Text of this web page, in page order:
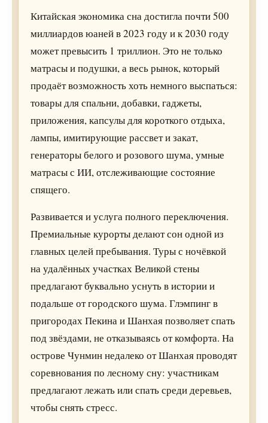
Китайская экономика сна достигла почти 500
миллиардов юаней в 2023 году и к 2030 году
может превысить 1 триллион. Это не только
матрасы и подушки, а весь рынок, который
продаёт возможность хоть немного выспаться:
товары для спальни, добавки, гаджеты,
приложения, капсулы для короткого отдыха,
лампы, имитирующие рассвет и закат,
генераторы белого и розового шума, умные
матрасы с ИИ, отслеживающие состояние
спящего.
Развивается и услуга полного переключения.
Премиальные курорты делают сон одной из
главных целей пребывания. Туры с ночёвкой
на удалённых участках Великой стены
предлагают буквально уснуть в истории и
подальше от городского шума. Глэмпинг в
пригородах Пекина и Шанхая позволяет спать
под звёздами, не отказываясь от комфорта. На
острове Чунмин недалеко от Шанхая проводят
соревнования по лесному сну: участникам
предлагают лежать или спать среди деревьев,
чтобы снять стресс.